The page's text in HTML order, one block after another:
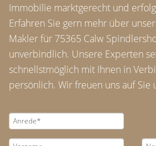
Immobilie marktgerecht und
Erfahren Sie gern mehr über
Makler für 75365 Calw
unverbindlich. Unsere Experten
schnellstmöglich mit Ihnen in
persönlich. Wir freuen uns auf